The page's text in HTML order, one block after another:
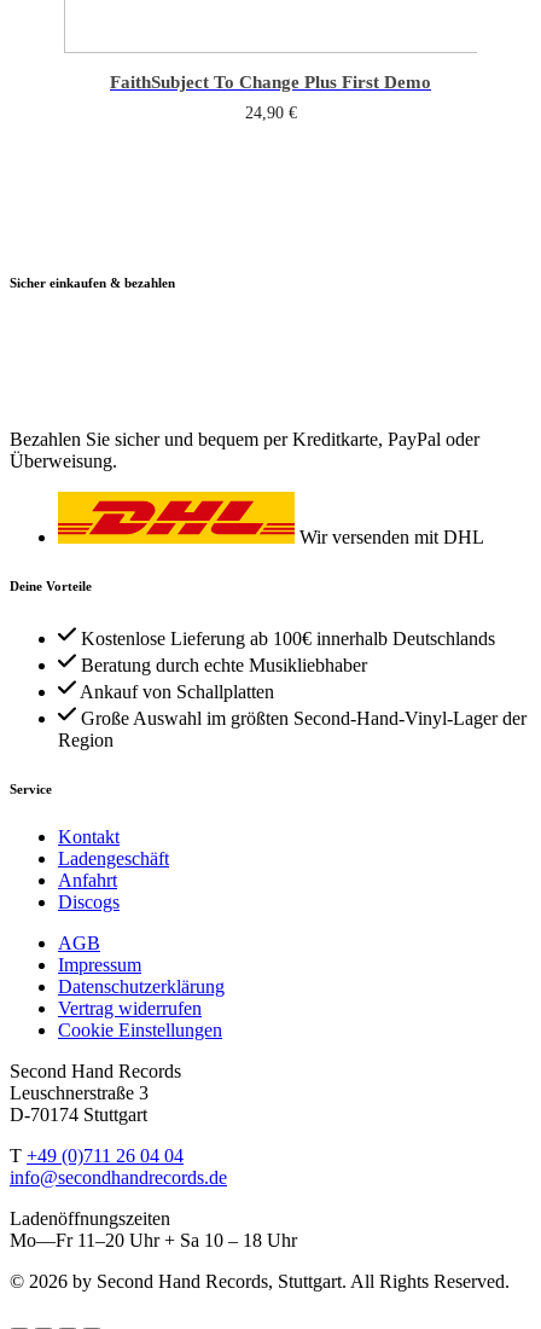
FaithSubject To Change Plus First Demo
24,90 €
Sicher einkaufen & bezahlen
Bezahlen Sie sicher und bequem per Kreditkarte, PayPal oder
Überweisung.
Wir versenden mit DHL
Deine Vorteile
Kostenlose Lieferung ab 100€ innerhalb Deutschlands
Beratung durch echte Musikliebhaber
Ankauf von Schallplatten
Große Auswahl im größten Second-Hand-Vinyl-Lager der
Region
Service
Kontakt
Ladengeschäft
Anfahrt
Discogs
AGB
Impressum
Datenschutzerklärung
Vertrag widerrufen
Cookie Einstellungen
Second Hand Records
Leuschnerstraße 3
D-70174 Stuttgart
T +49 (0)711 26 04 04
info@secondhandrecords.de
Ladenöffnungszeiten
Mo—Fr 11–20 Uhr + Sa 10 – 18 Uhr
© 2026 by Second Hand Records, Stuttgart. All Rights Reserved.